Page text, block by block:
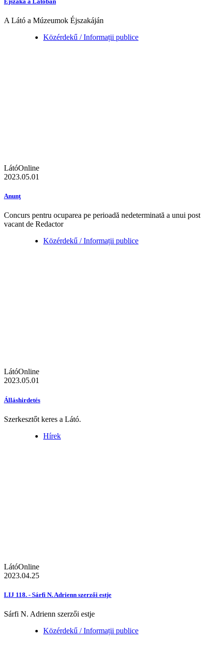
A Látó a Múzeumok Éjszakáján
Közérdekű / Informații publice
LátóOnline
2023.05.01
Anunţ
Concurs pentru ocuparea pe perioadă nedeterminată a unui post
vacant de Redactor
Közérdekű / Informații publice
LátóOnline
2023.05.01
Álláshirdetés
Szerkesztőt keres a Látó.
Hírek
LátóOnline
2023.04.25
LIJ 118. - Sárfi N. Adrienn szerzői estje
Sárfi N. Adrienn szerzői estje
Közérdekű / Informații publice